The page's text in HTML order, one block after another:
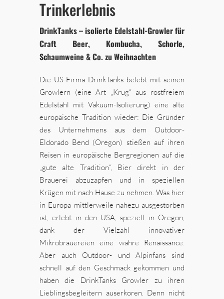
Trinkerlebnis
DrinkTanks – isolierte Edelstahl-Growler für
Craft Beer, Kombucha, Schorle,
Schaumweine & Co. zu Weihnachten
Die US-Firma DrinkTanks belebt mit seinen
Growlern (eine Art „Krug“ aus rostfreiem
Edelstahl mit Vakuum-Isolierung) eine alte
europäische Tradition wieder: Die Gründer
des Unternehmens aus dem Outdoor-
Eldorado Bend (Oregon) stießen auf ihren
Reisen in europäische Bergregionen auf die
„gute alte Tradition“, Bier direkt in der
Brauerei abzuzapfen und in speziellen
Krügen mit nach Hause zu nehmen. Was hier
in Europa mittlerweile nahezu ausgestorben
ist, erlebt in den USA, speziell in Oregon,
dank der Vielzahl innovativer
Mikrobrauereien eine wahre Renaissance.
Aber auch Outdoor- und Alpinfans sind
schnell auf den Geschmack gekommen und
haben die DrinkTanks Growler zu ihren
Lieblingsbegleitern auserkoren. Denn nicht